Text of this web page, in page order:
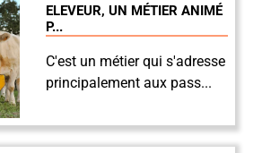
ELEVEUR, UN MÉTIER ANIMÉ
P...
C'est un métier qui s'adresse
principalement aux pass...